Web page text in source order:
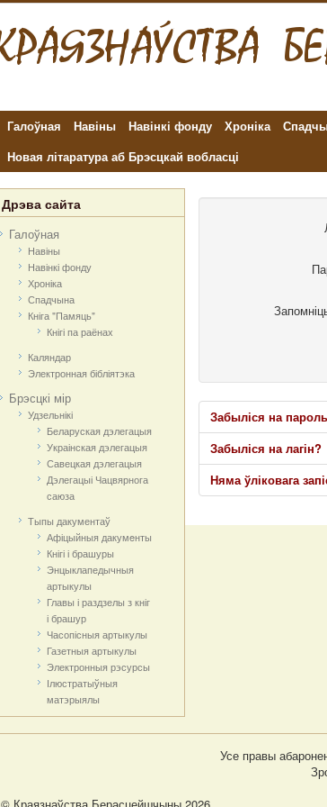
Галоўная Навіны Навінкі фонду Хроніка
Новая літаратура аб Брэсцкай вобласці
Дрэва сайта
Галоўная
Навіны
Навінкі фонду
Хроніка
Спадчына
Кніга "Памяць"
Кнігі па раёнах
Каляндар
Электронная бібліятэка
Брэсцкі мір
Удзельнікі
Беларуская дэлегацыя
Украінская дэлегацыя
Савецкая дэлегацыя
Дэлегацыі Чацвярнога
саюза
Тыпы дакументаў
Афіцыйныя дакумeнты
Кнігі і брашуры
Энцыклапедычныя
артыкулы
Главы і раздзелы з кніг
і брашур
Часопісныя артыкулы
Газетныя артыкулы
Электронныя рэсурсы
Ілюстратыўныя
матэрыялы
Забыліся на
Забыліся на лагін?
Няма ўліковага
Усе правы